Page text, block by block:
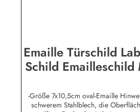
Emaille Türschild
Schild
-Größe 7x10,5cm oval-Emaille
schwerem Stahlblech, die